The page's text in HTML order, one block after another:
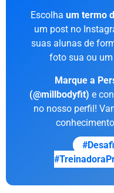
Escolha um termo
um post no
suas alunas de
foto sua ou
Marque a
(@millbodyfit) e
no nosso perfil!